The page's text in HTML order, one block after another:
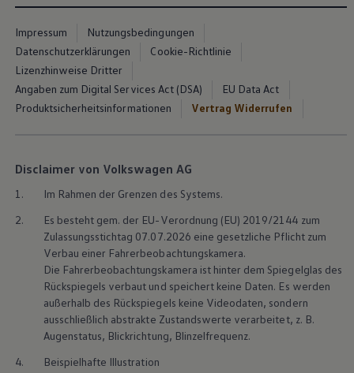
Impressum
Nutzungsbedingungen
Datenschutzerklärungen
Cookie-Richtlinie
Lizenzhinweise Dritter
Angaben zum Digital Services Act (DSA)
EU Data Act
Produktsicherheitsinformationen
Vertrag Widerrufen
Disclaimer von Volkswagen AG
1.
Im Rahmen der Grenzen des Systems.
2.
Es besteht gem. der EU-Verordnung (EU) 2019/2144 zum
Zulassungsstichtag 07.07.2026 eine gesetzliche Pflicht zum
Verbau einer Fahrerbeobachtungskamera.
Die Fahrerbeobachtungskamera ist hinter dem Spiegelglas des
Rückspiegels verbaut und speichert keine Daten. Es werden
außerhalb des Rückspiegels keine Videodaten, sondern
ausschließlich abstrakte Zustandswerte verarbeitet, z. B.
Augenstatus, Blickrichtung, Blinzelfrequenz.
4.
Beispielhafte Illustration